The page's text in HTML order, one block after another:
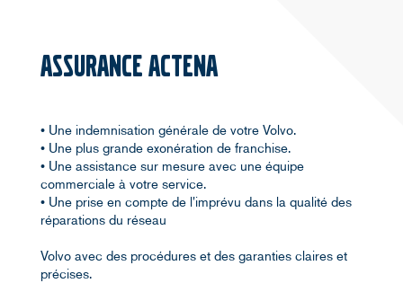
ASSURANCE ACTENA
• Une indemnisation générale de votre Volvo.
• Une plus grande exonération de franchise.
• Une assistance sur mesure avec une équipe
commerciale à votre service.
• Une prise en compte de l'imprévu dans la qualité des
réparations du réseau
Volvo avec des procédures et des garanties claires et
précises.